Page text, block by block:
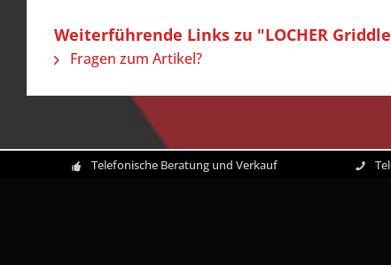
Weiterführende Links zu "LOCHER
Fragen zum Artikel?
Telefonische Beratung und Verkauf